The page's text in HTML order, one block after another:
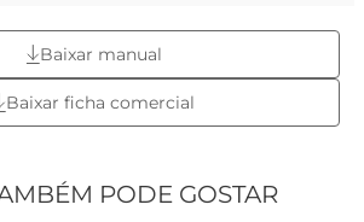
Baixar manual
Baixar ficha comercial
PODE GOSTAR